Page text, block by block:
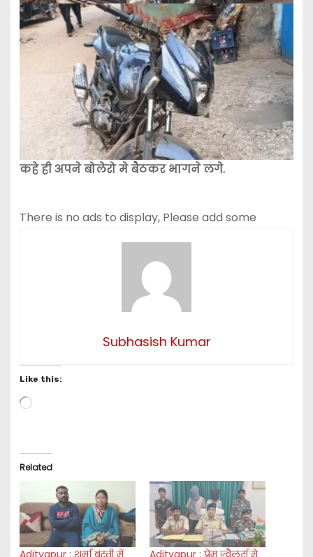
कहे ही अपने बोलेरो मे बैठकर भागने लगे.
There is no ads to display, Please add some
Subhasish Kumar
Like this:
L
i
n
…
Related
Adityapur : शर्मा बस्ती में Adityapur : प्रेम ज्वैलर्स मे